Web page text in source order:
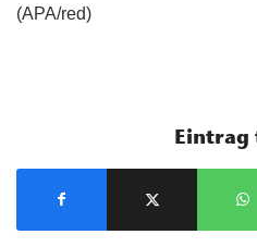
(APA/red)
Eintrag